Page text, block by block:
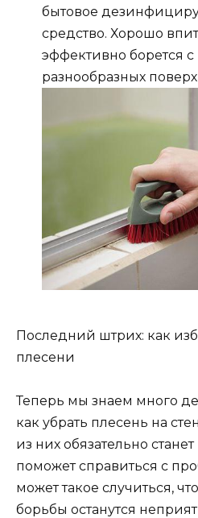
бытовое
средство. Хорошо
эффективно борется
разнообразных
Последний штрих: как
плесени
Теперь мы знаем много
как убрать плесень на
из них обязательно
поможет справиться с
может такое случиться,
борьбы останутся